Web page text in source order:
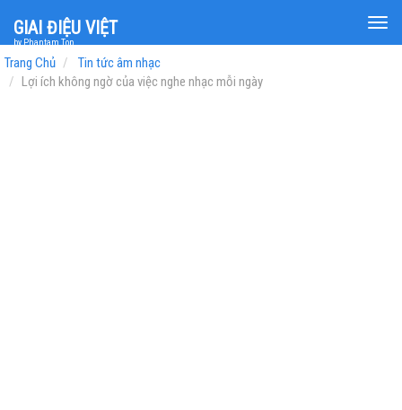
GIAI ĐIỆU VIỆT
by Phantam Top
Trang Chủ
Tin tức âm nhạc
Lợi ích không ngờ của việc nghe nhạc mỗi ngày